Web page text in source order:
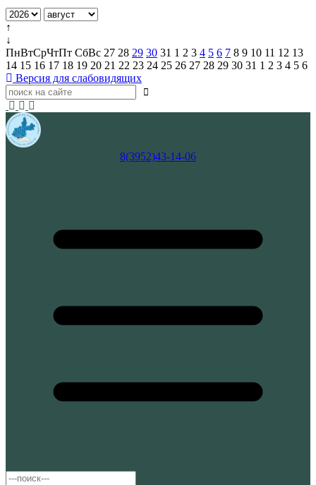
↑
↓
ПнВтСрЧтПт СбВс 27 28 29 30 31 1 2 3 4 5 6 7 8 9 10 11 12 13
14 15 16 17 18 19 20 21 22 23 24 25 26 27 28 29 30 31 1 2 3 4 5 6
Версия для слабовидящих
8(3952)43-14-06